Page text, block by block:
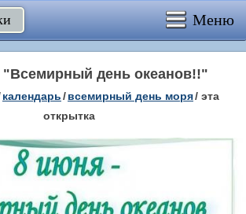
Меню
"Всемирный день океанов!!"
календарь/всемирный день моря/ эта
открытка